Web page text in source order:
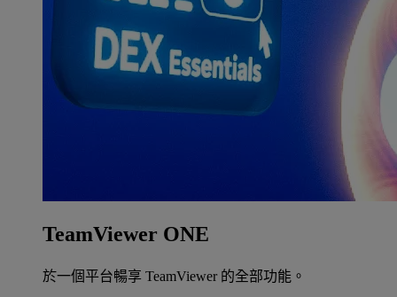
TeamViewer ONE
於一個平台暢享 TeamViewer 的全部功能。